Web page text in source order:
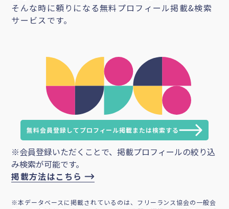
そんな時に頼りになる無料プロフィール掲載&検索
サービスです。
無料会員登録してプロフィール掲載または検索する
※会員登録いただくことで、掲載プロフィールの絞り込
み検索が可能です。
掲載方法はこちら
※本データベースに掲載されているのは、フリーランス協会の一般会